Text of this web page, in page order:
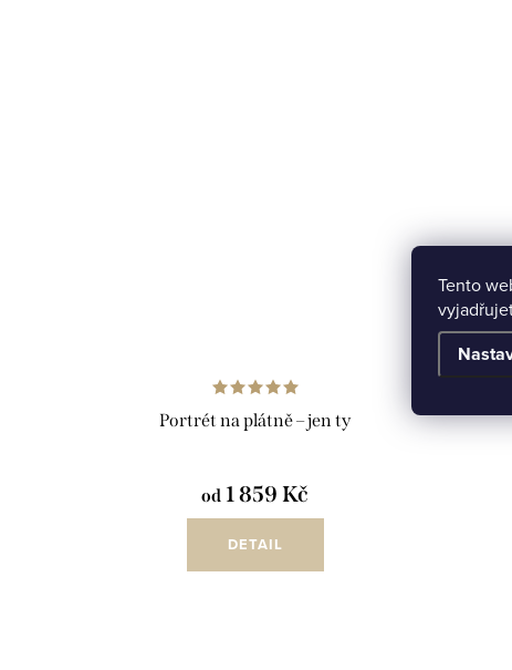
Tento
Portrét na plátně – jen ty
od 1 859 Kč
DETAIL